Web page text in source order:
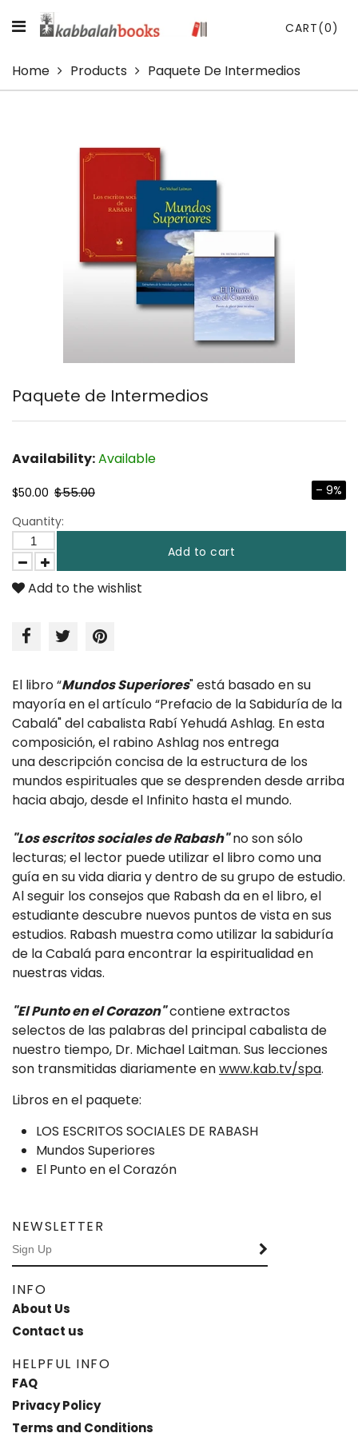
CART(0)
Home Products Paquete De Intermedios
Paquete de Intermedios
Availability:Available
$50.00 $55.00
– 9%
Quantity:
Add to cart
Add to the wishlist
El libro “Mundos Superiores" está basado ensu
mayoría en el artículo “Prefacio de la Sabiduría de la
Cabalá" del cabalista Rabí Yehudá Ashlag. En esta
composición, el rabino Ashlag nos entrega
unadescripción concisa de la estructura de los
mundos espirituales que sedesprenden desde arriba
hacia abajo, desde el Infinito hasta el mundo.
"Los escritos sociales de Rabash"no son sólo
lecturas; el lector puede utilizar el librocomo una
guía en su vida diaria y dentro de su grupo de estudio.
Al seguir los consejos que Rabash da en el libro, el
estudiante descubre nuevos puntos devista en sus
estudios. Rabash muestra como utilizar la sabiduría
de la Cabalá para encontrar la espiritualidad en
nuestras vidas.
"El Punto en el Corazon"contieneextractos
selectos de las palabras del principal cabalista de
nuestro tiempo, Dr. Michael Laitman. Sus lecciones
son transmitidas diariamente enwww.kab.tv/spa.
Libros en el paquete:
LOS ESCRITOS SOCIALES DE RABASH
Mundos Superiores
El Punto en el Corazón
NEWSLETTER
INFO
About Us
Contact us
HELPFUL INFO
FAQ
Privacy Policy
Terms and Conditions